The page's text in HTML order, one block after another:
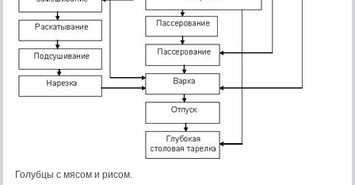
Голубцы с мясом и рисом.